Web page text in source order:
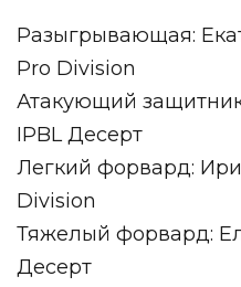
Разыгрывающая:
Pro Division
Атакующий
IPBL Десерт
Легкий форвард:
Division
Тяжелый форвард:
Десерт